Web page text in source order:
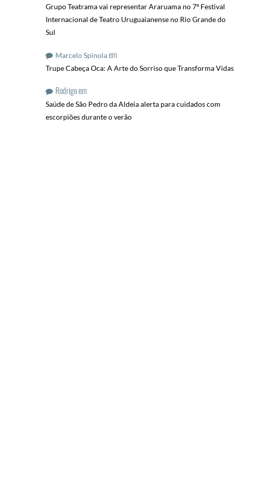
Grupo Teatrama vai representar Araruama no 7º Festival
Internacional de Teatro Uruguaianense no Rio Grande do
Sul
Marcelo Spinolaem
Trupe Cabeça Oca: A Arte do Sorriso que Transforma Vidas
Rodrigoem
Saúde de São Pedro da Aldeia alerta para cuidados com
escorpiões durante o verão